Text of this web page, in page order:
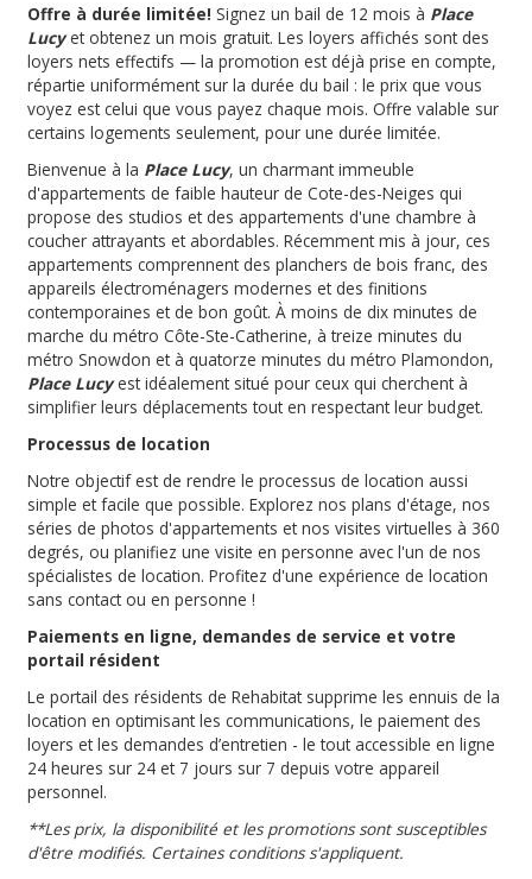
Offre à durée limitée! Signez un bail de 12 mois à Place
Lucyet obtenez un mois gratuit. Les loyers affichés sont des
loyers nets effectifs — la promotion est déjà prise en compte,
répartie uniformément sur la durée du bail : le prix que vous
voyez est celui que vous payez chaque mois. Offre valable sur
certains logements seulement, pour une durée limitée.
Bienvenue à la Place Lucy, un charmant immeuble
d'appartements de faible hauteur de Cote-des-Neiges qui
propose des studios et des appartements d'une chambre à
coucher attrayants et abordables. Récemment mis à jour, ces
appartements comprennent des planchers de bois franc, des
appareils électroménagers modernes et des finitions
contemporaines et de bon goût. À moins de dix minutes de
marche du métro Côte-Ste-Catherine, à treize minutes du
métro Snowdon et à quatorze minutes du métro Plamondon,
Place Lucyest idéalement situé pour ceux qui cherchent à
simplifier leurs déplacements tout en respectant leur budget.
Processus de location
Notre objectif est de rendre le processus de location aussi
simple et facile que possible. Explorez nos plans d'étage, nos
séries de photos d'appartements et nos visites virtuelles à 360
degrés, ou planifiez une visite en personne avec l'un de nos
spécialistes de location. Profitez d'une expérience de location
sans contact ou en personne !
Paiements en ligne, demandes de service et votre
portail résident
Le portail des résidents de Rehabitat supprime les ennuis de la
location en optimisant les communications, le paiement des
loyers et les demandes d’entretien - le tout accessible en ligne
24 heures sur 24 et 7 jours sur 7 depuis votre appareil
personnel.
**Les prix, la disponibilité et les promotions sont susceptibles
d'être modifiés. Certaines conditions s'appliquent.